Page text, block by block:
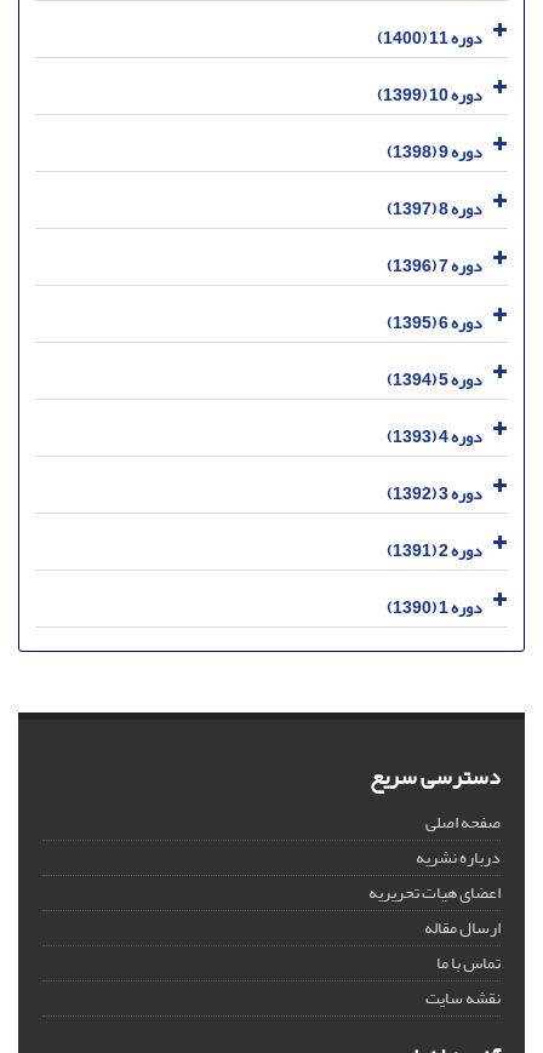
دوره 11 (1400)
دوره 10 (1399)
دوره 9 (1398)
دوره 8 (1397)
دوره 7 (1396)
دوره 6 (1395)
دوره 5 (1394)
دوره 4 (1393)
دوره 3 (1392)
دوره 2 (1391)
دوره 1 (1390)
دسترسی سریع
صفحه اصلی
درباره نشریه
اعضای هیات تحریریه
ارسال مقاله
تماس با ما
نقشه سایت